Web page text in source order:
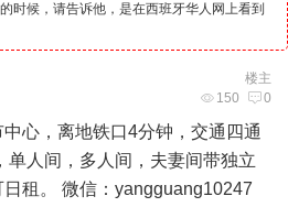
时候，请告诉他，是在西班牙华人网上看到
楼主
150 0
心，离地铁口4分钟，交通四通
单人间，多人间，夫妻间带独立
租。 微信：yangguang10247